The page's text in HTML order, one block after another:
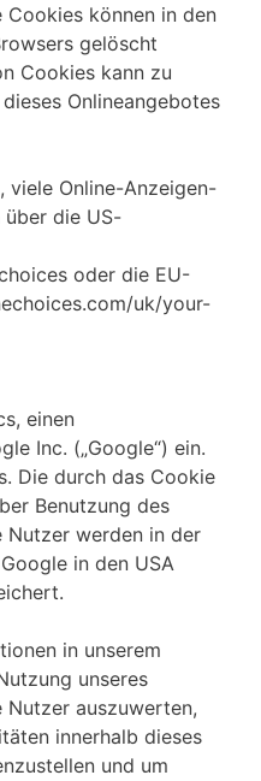
können in den
gelöscht
Cookies kann zu
Onlineangebotes
viele Online-Anzeigen-
über die US-
oder die EU-
uk/your-
einen
Inc. („Google“) ein.
Die durch das Cookie
Benutzung des
Nutzer werden in der
in den USA
in unserem
unseres
Nutzer auszuwerten,
innerhalb dieses
und um